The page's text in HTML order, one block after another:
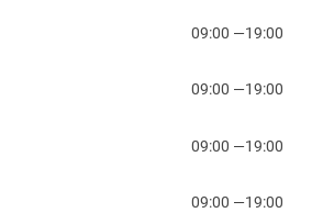
09:00 —19:00
09:00 —19:00
09:00 —19:00
09:00 —19:00